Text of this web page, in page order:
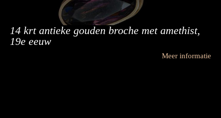
14 krt antieke gouden broche met amethist,
19e eeuw
Meer informatie